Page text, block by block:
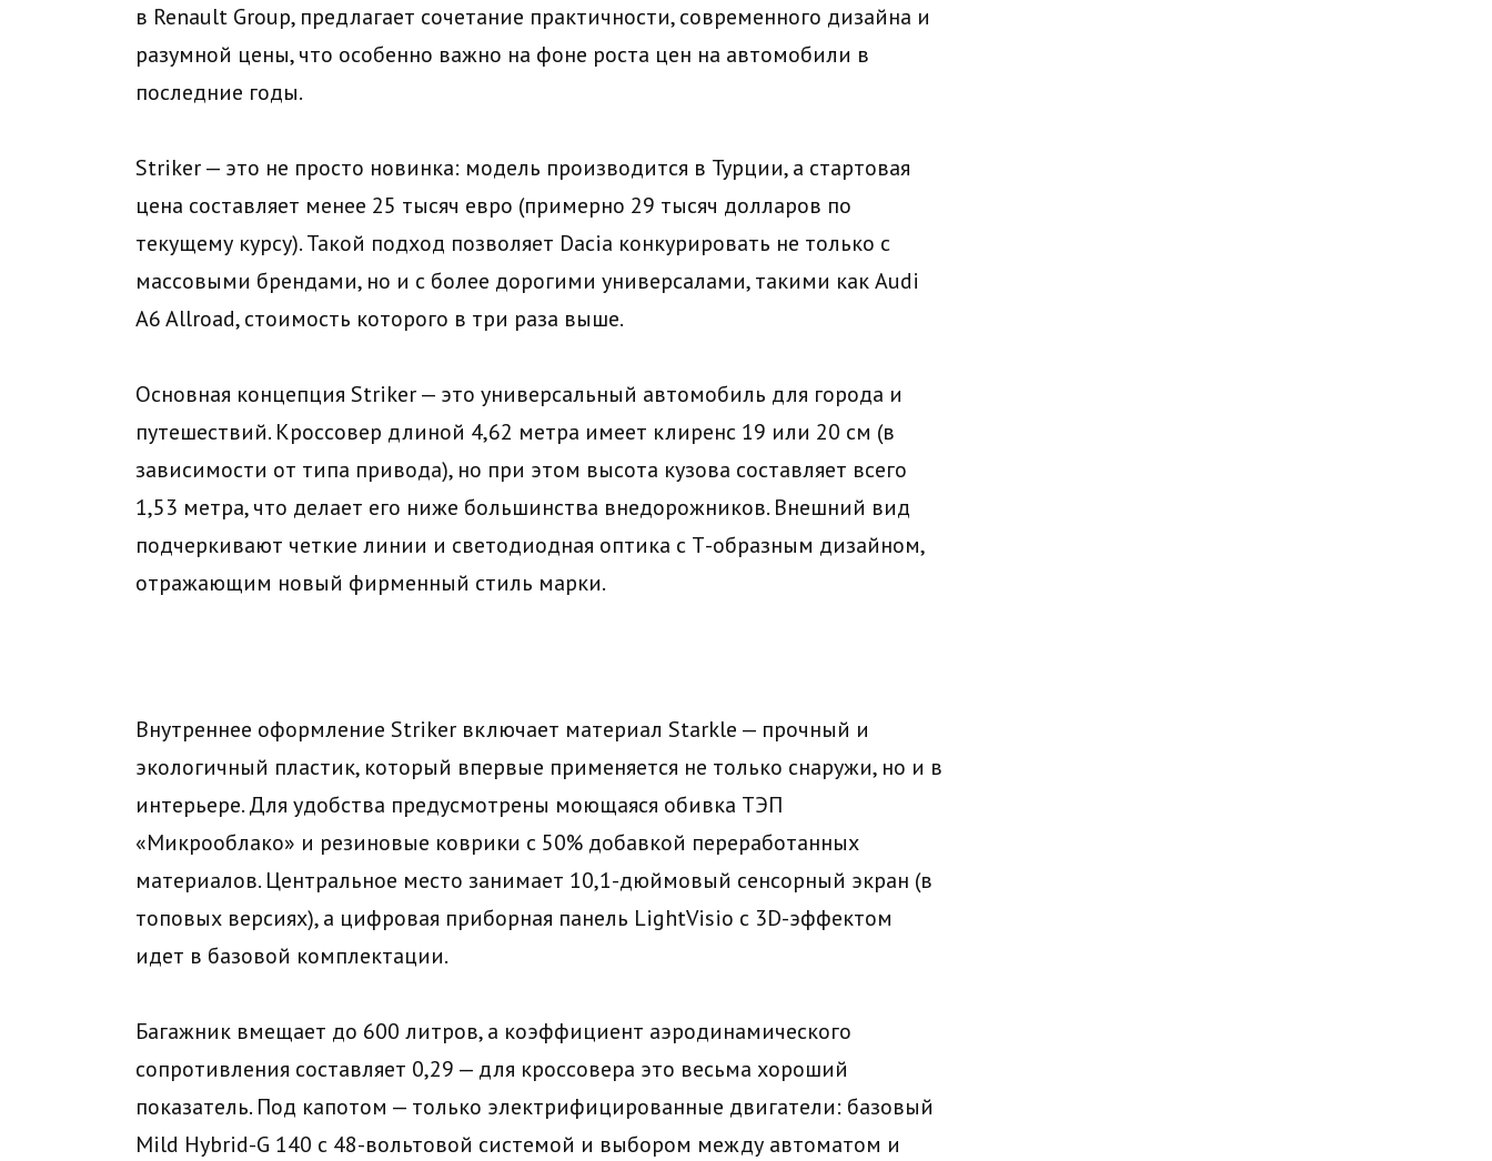
в Renault Group, предлагает сочетание практичности, современного дизайна и
разумной цены, что особенно важно на фоне роста цен на автомобили в
последние годы.
Striker — это не просто новинка: модель производится в Турции, а стартовая
цена составляет менее 25 тысяч евро (примерно 29 тысяч долларов по
текущему курсу). Такой подход позволяет Dacia конкурировать не только с
массовыми брендами, но и с более дорогими универсалами, такими как Audi
A6 Allroad, стоимость которого в три раза выше.
Основная концепция Striker — это универсальный автомобиль для города и
путешествий. Кроссовер длиной 4,62 метра имеет клиренс 19 или 20 см (в
зависимости от типа привода), но при этом высота кузова составляет всего
1,53 метра, что делает его ниже большинства внедорожников. Внешний вид
подчеркивают четкие линии и светодиодная оптика с Т-образным дизайном,
отражающим новый фирменный стиль марки.
Внутреннее оформление Striker включает материал Starkle — прочный и
экологичный пластик, который впервые применяется не только снаружи, но и в
интерьере. Для удобства предусмотрены моющаяся обивка ТЭП
«Микрооблако» и резиновые коврики с 50% добавкой переработанных
материалов. Центральное место занимает 10,1-дюймовый сенсорный экран (в
топовых версиях), а цифровая приборная панель LightVisio с 3D-эффектом
идет в базовой комплектации.
Багажник вмещает до 600 литров, а коэффициент аэродинамического
сопротивления составляет 0,29 — для кроссовера это весьма хороший
показатель. Под капотом — только электрифицированные двигатели: базовый
Mild Hybrid-G 140 с 48-вольтовой системой и выбором между автоматом и